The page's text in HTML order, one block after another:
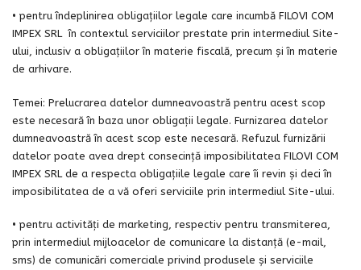
• pentru îndeplinirea obligațiilor legale care incumbă FILOVI COM
IMPEX SRL în contextul serviciilor prestate prin intermediul Site-
ului, inclusiv a obligațiilor în materie fiscală, precum și în materie
de arhivare.
Temei: Prelucrarea datelor dumneavoastră pentru acest scop
este necesară în baza unor obligații legale. Furnizarea datelor
dumneavoastră în acest scop este necesară. Refuzul furnizării
datelor poate avea drept consecință imposibilitatea FILOVI COM
IMPEX SRL de a respecta obligațiile legale care îi revin și deci în
imposibilitatea de a vă oferi serviciile prin intermediul Site-ului.
• pentru activităţi de marketing, respectiv pentru transmiterea,
prin intermediul mijloacelor de comunicare la distanţă (e-mail,
sms) de comunicări comerciale privind produsele şi serviciile